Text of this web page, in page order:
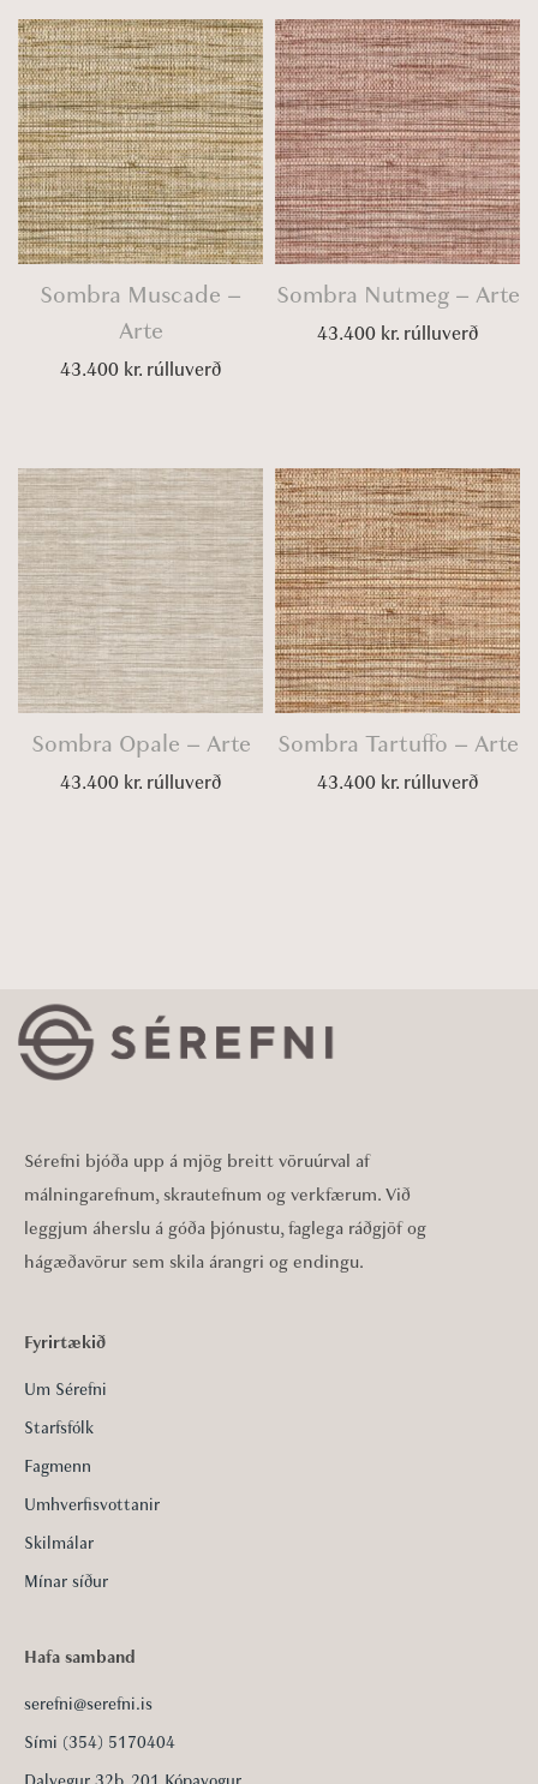
Sombra Muscade –
Arte
43.400 kr.rúlluverð
Sombra Nutmeg – Arte
43.400 kr.rúlluverð
Sombra Opale – Arte
43.400 kr.rúlluverð
Sombra Tartuffo – Arte
43.400 kr.rúlluverð
Sérefni bjóða upp á mjög breitt vöruúrval af
málningarefnum, skrautefnum og verkfærum. Við
leggjum áherslu á góða þjónustu, faglega ráðgjöf og
hágæðavörur sem skila árangri og endingu.
Fyrirtækið
Um Sérefni
Starfsfólk
Fagmenn
Umhverfisvottanir
Skilmálar
Mínar síður
Hafa samband
serefni@serefni.is
Sími (354) 5170404